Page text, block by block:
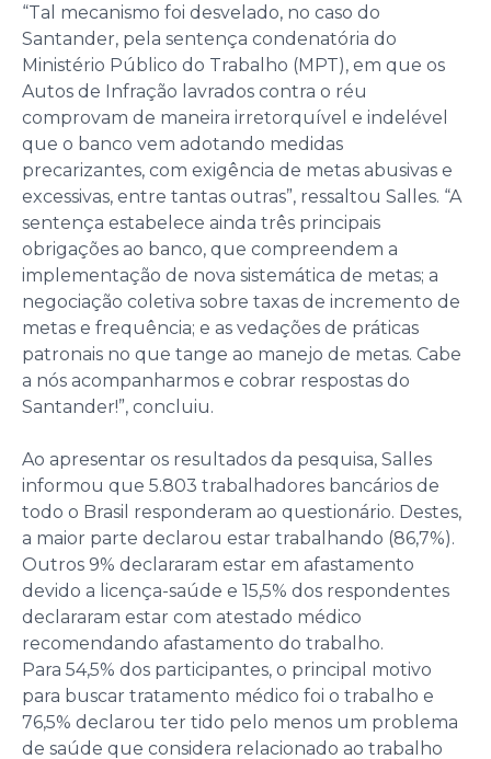
“Tal mecanismo foi desvelado, no caso do
Santander, pela sentença condenatória do
Ministério Público do Trabalho (MPT), em que os
Autos de Infração lavrados contra o réu
comprovam de maneira irretorquível e indelével
que o banco vem adotando medidas
precarizantes, com exigência de metas abusivas e
excessivas, entre tantas outras”, ressaltou Salles. “A
sentença estabelece ainda três principais
obrigações ao banco, que compreendem a
implementação de nova sistemática de metas; a
negociação coletiva sobre taxas de incremento de
metas e frequência; e as vedações de práticas
patronais no que tange ao manejo de metas. Cabe
a nós acompanharmos e cobrar respostas do
Santander!”, concluiu.
Ao apresentar os resultados da pesquisa, Salles
informou que 5.803 trabalhadores bancários de
todo o Brasil responderam ao questionário. Destes,
a maior parte declarou estar trabalhando (86,7%).
Outros 9% declararam estar em afastamento
devido a licença-saúde e 15,5% dos respondentes
declararam estar com atestado médico
recomendando afastamento do trabalho.
Para 54,5% dos participantes, o principal motivo
para buscar tratamento médico foi o trabalho e
76,5% declarou ter tido pelo menos um problema
de saúde que considera relacionado ao trabalho